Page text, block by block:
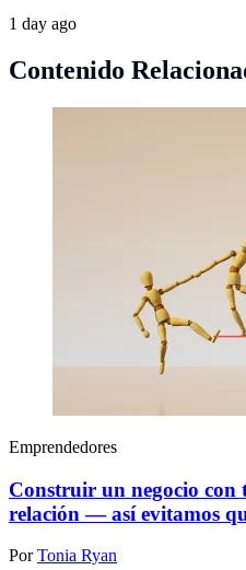
1 day ago
Contenido
Emprendedores
Construir un negocio
relación — así evitamos
PorTonia Ryan